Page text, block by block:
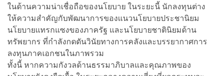
ในด้านความน่าเชื่อถือของนโยบาย ในระยะนี้ นักลงทุนต่าง
ให้ความสำคัญกับพัฒนาการของแนวนโยบายประชานิยม
นโยบายแทรกแซงของภาครัฐ และนโยบายชาตินิยมด้าน
ทรัพยากร ที่กำลังกดดันวินัยทางการคลังและบรรยากาศการ
ลงทุนภาคเอกชนในภาพรวม
ทั้งนี้ หากความกังวลด้านธรรมาภิบาลและคุณภาพของ